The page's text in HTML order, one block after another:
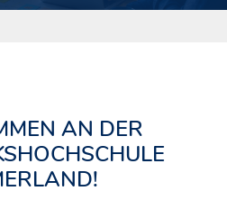
AN DER